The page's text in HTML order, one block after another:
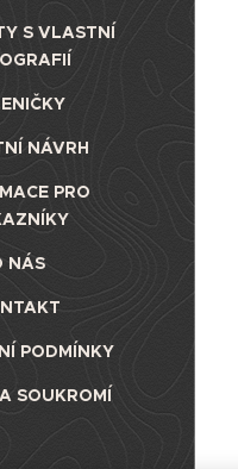
S VLASTNÍ
NÁVRH
PRO
NÁS
PODMÍNKY
SOUKROMÍ